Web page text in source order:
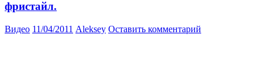
фристайл.
Видео 11/04/2011 Aleksey Оставить комментарий